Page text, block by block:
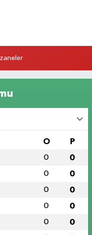
O P
0 0
0 0
0 0
0 0
0 0